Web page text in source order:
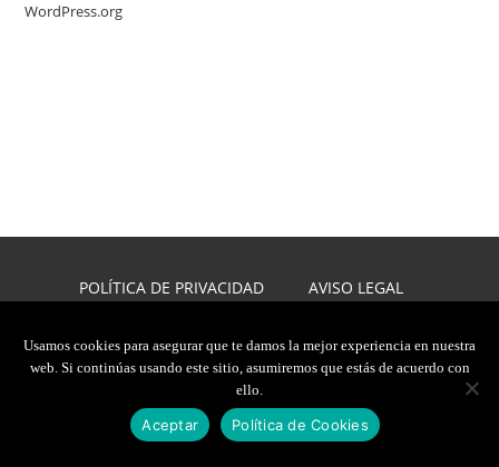
WordPress.org
POLÍTICA DE PRIVACIDAD
AVISO LEGAL
2026, JAVIER CARMONA
TODOS LOS DERECHOS RESERVADOS
Usamos cookies para asegurar que te damos la mejor experiencia en nuestra
web. Si continúas usando este sitio, asumiremos que estás de acuerdo con
ello.
Aceptar Política de Cookies